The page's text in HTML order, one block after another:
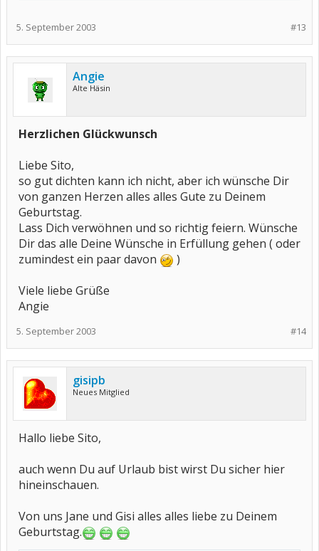
#13
5. September 2003
Angie
Alte Häsin
Herzlichen Glückwunsch
Liebe Sito,
so gut dichten kann ich nicht, aber ich wünsche Dir
von ganzen Herzen alles alles Gute zu Deinem
Geburtstag.
Lass Dich verwöhnen und so richtig feiern. Wünsche
Dir das alle Deine Wünsche in Erfüllung gehen ( oder
zumindest ein paar davon
)
Viele liebe Grüße
Angie
#14
5. September 2003
gisipb
Neues Mitglied
Hallo liebe Sito,
auch wenn Du auf Urlaub bist wirst Du sicher hier
hineinschauen.
Von uns Jane und Gisi alles alles liebe zu Deinem
Geburtstag.